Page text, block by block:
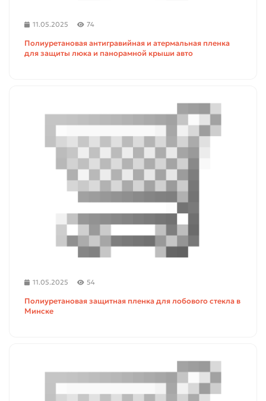
11.05.2025 74
Полиуретановая антигравийная и атермальная пленка
для защиты люка и панорамной крыши авто
11.05.2025 54
Полиуретановая защитная пленка для лобового стекла в
Минске